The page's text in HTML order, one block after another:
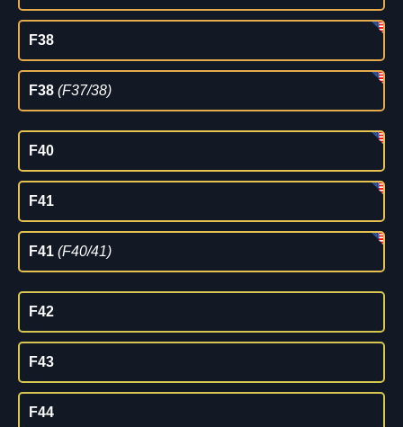
F38
F38 (F37/38)
F40
F41
F41 (F40/41)
F42
F43
F44